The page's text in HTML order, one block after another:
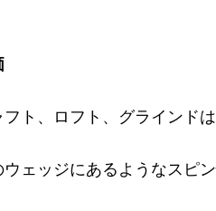
フト、ロフト、グラインド
ウェッジにあるようなスピ